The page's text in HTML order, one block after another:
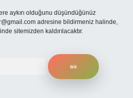
aykırı olduğunu düşündüğünüz
adresine bildirmeniz halinde,
sitemizden kaldırılacaktır.